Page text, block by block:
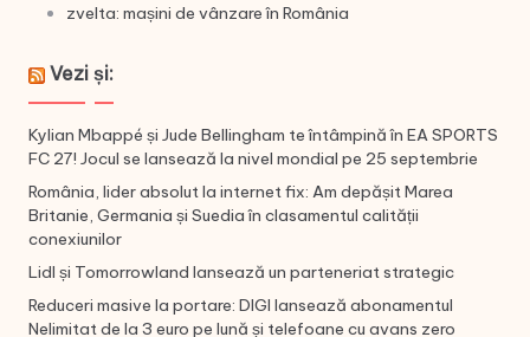
zvelta: mașini de vânzare în România
Vezi și:
Kylian Mbappé și Jude Bellingham te întâmpină în EA SPORTS
FC 27! Jocul se lansează la nivel mondial pe 25 septembrie
România, lider absolut la internet fix: Am depășit Marea
Britanie, Germania și Suedia în clasamentul calității
conexiunilor
Lidl și Tomorrowland lansează un parteneriat strategic
Reduceri masive la portare: DIGI lansează abonamentul
Nelimitat de la 3 euro pe lună și telefoane cu avans zero